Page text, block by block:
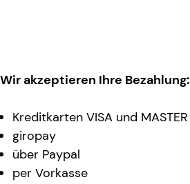
Wir akzeptieren Ihre Bezahlung:
Kreditkarten VISA und MASTER
giropay
über Paypal
per Vorkasse